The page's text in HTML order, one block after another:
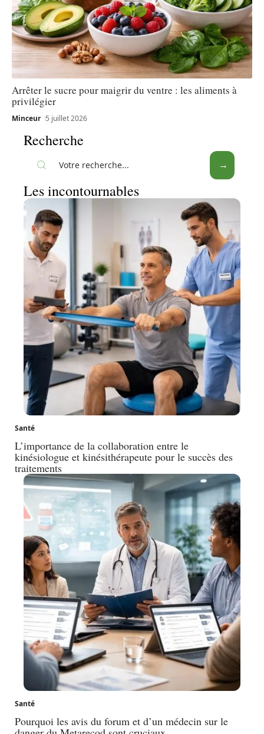
Arrêter le sucre pour maigrir du ventre : les aliments à
privilégier
Minceur 5 juillet 2026
Recherche
Les incontournables
Santé
L’importance de la collaboration entre le
kinésiologue et kinésithérapeute pour le succès des
traitements
Santé
Pourquoi les avis du forum et d’un médecin sur le